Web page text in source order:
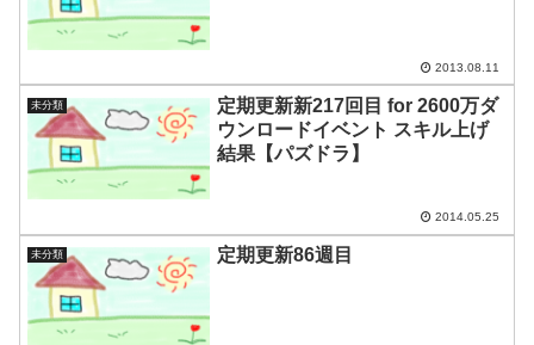
2013.08.11
未分類
定期更新新217回目 for 2600万ダ
ウンロードイベント スキル上げ
結果【パズドラ】
2014.05.25
未分類 定期更新86週目